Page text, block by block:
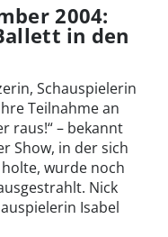
2004:
in den
Schauspielerin
Teilnahme an
raus!“ – bekannt
Show, in der sich
wurde noch
Nick
Isabel